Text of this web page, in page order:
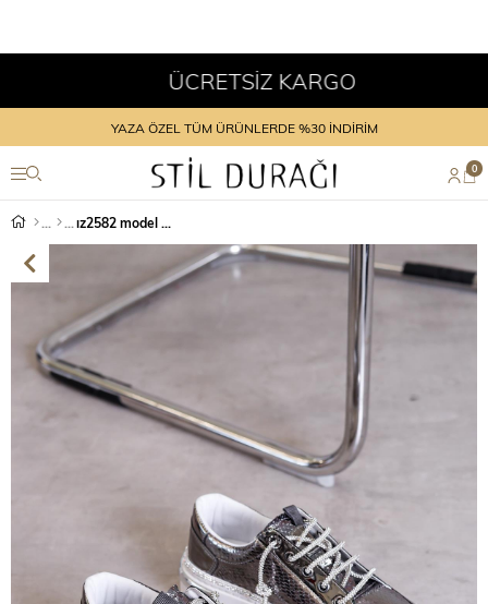
ÜCRETSİZ KARGO
YAZA ÖZEL TÜM ÜRÜNLERDE %30 İNDİRİM
0
ız2582 model 3 cm tabanlı taş detaylı yeni sezon spor ayakkabı PLATIN